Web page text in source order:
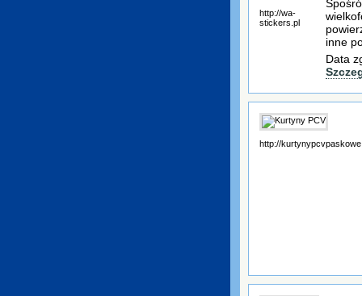
http://wa-
stickers.pl
inne
Data
http://